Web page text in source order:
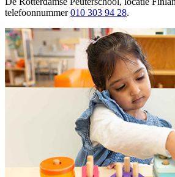
telefoonnummer 010 303 94 28.